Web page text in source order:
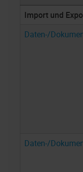
Import und
Daten-/
Daten-/